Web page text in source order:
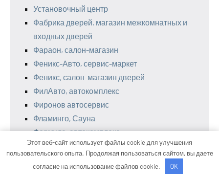
Установочный центр
Фабрика дверей, магазин межкомнатных и
входных дверей
Фараон, салон-магазин
Феникс-Авто, сервис-маркет
Феникс, салон-магазин дверей
ФилАвто, автокомплекс
Фиронов автосервис
Фламинго, Сауна
Формула, автокомплекс
Фэнтази Парк, аквапарк
Этот веб-сайт использует файлы cookie для улучшения
пользовательского опыта. Продолжая пользоваться сайтом, вы даете
согласие на использование файлов cookie.
OK